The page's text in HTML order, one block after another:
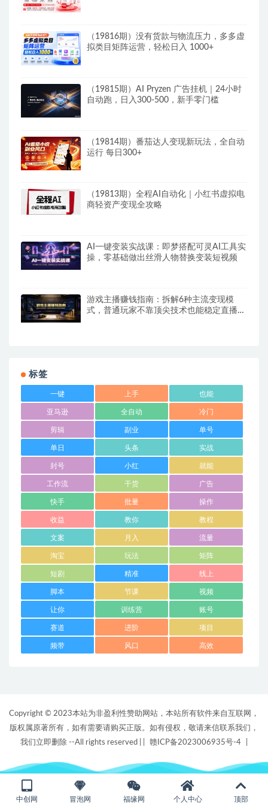
（19816期）没有货款与物流压力，多多虚
拟类目矩阵运营，轻松日入 1000+
（19815期）AI Pryzen 广告挂机｜24小时
自动跑，日入300-500，新手零门槛
（19814期）番茄达人变现新玩法，全自动
运行 每日300+
（19813期）全程AI自动化｜小红书虚拟电
商轻资产变现全攻略
AI一键变装实战课：即梦搭配可灵AI工具实
操，零基础做出丝滑人物替换变装短视频
游戏主播赚钱指南：拆解6种主流变现模
式，普通玩家不靠顶尖技术也能稳定直播增
标签
一键 上手 也能
亚马逊 全自动 冷门
剪辑 副业 单号
单日 头条 实战
封号 小红 就能
工作流 干货 广告
快手 批量 操作
收益 教你 教程
文案 月入 流量
淘宝 玩法 矩阵
短剧 精准 线上
脚本 节课 视频
让你 训练营 账号
赛道 进阶 项目
频带 风口 高效
Copyright © 2023本站为非盈利性赞助网站，本站所有软件来自互联网，
版权属原著所有，如有需要请购买正版。如有侵权，敬请来信联系我们，
我们立即删除 --All rights reserved |
赣ICP备2023006935号-4
中创网 冒泡网 福缘网 个人中心 顶部